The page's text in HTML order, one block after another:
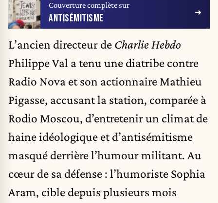
Couverture complète sur
ANTISÉMITISME
L’ancien directeur de Charlie Hebdo
Philippe Val a tenu une diatribe contre
Radio Nova et son actionnaire Mathieu
Pigasse, accusant la station, comparée à
Rodio Moscou, d’entretenir un climat de
haine idéologique et d’antisémitisme
masqué derrière l’humour militant. Au
cœur de sa défense : l’humoriste Sophia
Aram, cible depuis plusieurs mois